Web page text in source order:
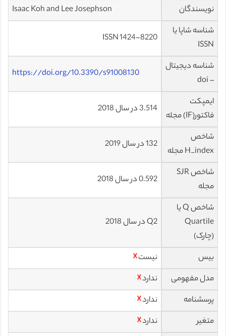
نویسندگان
Isaac Koh and Lee Josephson
شناسه شاپا یا
ISSN
ISSN 1424-8220
شناسه دیجیتال
– doi
https://doi.org/10.3390/s91008130
ایمپکت
فاکتور(IF) مجله
3.514 در سال 2018
شاخص
H_index مجله
132 در سال 2019
شاخص SJR
مجله
0.592 در سال 2018
شاخص Q یا
Quartile
(چارک)
Q2 در سال 2018
بیس نیست☓
مدل مفهومی
ندارد☓
پرسشنامه
ندارد☓
متغیر
ندارد☓